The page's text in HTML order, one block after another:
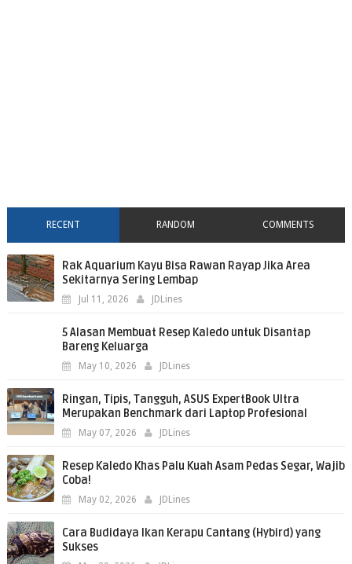
RECENT RANDOM COMMENTS
Rak Aquarium Kayu Bisa Rawan Rayap Jika Area
Sekitarnya Sering Lembap
Jul 11, 2026 JDLines
5 Alasan Membuat Resep Kaledo untuk Disantap
Bareng Keluarga
May 10, 2026 JDLines
Ringan, Tipis, Tangguh, ASUS ExpertBook Ultra
Merupakan Benchmark dari Laptop Profesional
May 07, 2026 JDLines
Resep Kaledo Khas Palu Kuah Asam Pedas Segar, Wajib
Coba!
May 02, 2026 JDLines
Cara Budidaya Ikan Kerapu Cantang (Hybird) yang
Sukses